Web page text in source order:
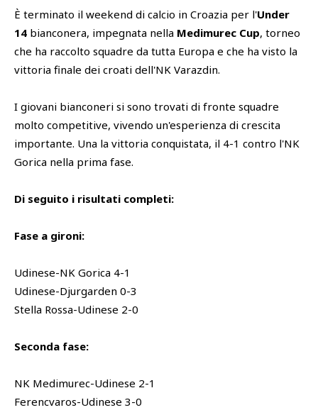
Cattedra Universidad Europea
Esports
PHOTOGALLERY
È terminato il weekend di calcio in Croazia per l'Under
14 bianconera, impegnata nella Medimurec Cup, torneo
che ha raccolto squadre da tutta Europa e che ha visto la
vittoria finale dei croati dell'NK Varazdin.
I giovani bianconeri si sono trovati di fronte squadre
molto competitive, vivendo un'esperienza di crescita
importante. Una la vittoria conquistata, il 4-1 contro l'NK
Gorica nella prima fase.
Di seguito i risultati completi:
Fase a gironi:
Udinese-NK Gorica 4-1
Udinese-Djurgarden 0-3
Stella Rossa-Udinese 2-0
Seconda fase:
NK Medimurec-Udinese 2-1
Ferencvaros-Udinese 3-0